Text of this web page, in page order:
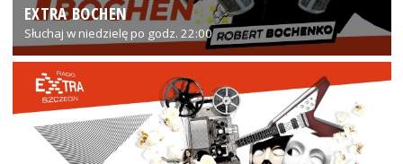
EXTRA BOCHEN
Słuchaj w niedzielę po godz. 22:00